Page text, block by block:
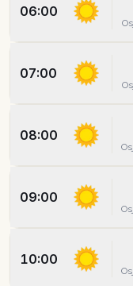
06:00
07:00
08:00
09:00
10:00